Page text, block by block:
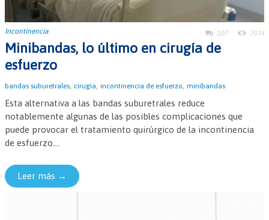
Incontinencia 107 7034
Minibandas, lo último en cirugía de
esfuerzo
bandas suburetrales, cirugía, incontinencia de esfuerzo, minibandas
Esta alternativa a las bandas suburetrales reduce
notablemente algunas de las posibles complicaciones que
puede provocar el tratamiento quirúrgico de la incontinencia
de esfuerzo....
Leer más →